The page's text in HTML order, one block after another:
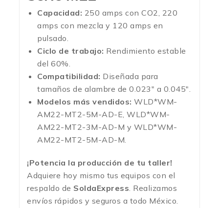
Capacidad: 250 amps con CO2, 220
amps con mezcla y 120 amps en
pulsado.
Ciclo de trabajo: Rendimiento estable
del 60%.
Compatibilidad: Diseñada para
tamaños de alambre de 0.023″ a 0.045″.
Modelos más vendidos: WLD*WM-
AM22-MT2-5M-AD-E, WLD*WM-
AM22-MT2-3M-AD-M y WLD*WM-
AM22-MT2-5M-AD-M.
¡Potencia la producción de tu taller!
Adquiere hoy mismo tus equipos con el
respaldo de SoldaExpress. Realizamos
envíos rápidos y seguros a todo México.